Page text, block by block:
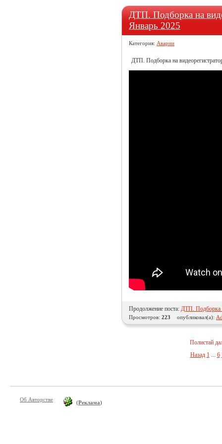
ДТП. Подборка на
Январь 2025
Категория: Аварии
ДТП. Подборка на
Продолжение поста: ДТП. Подборка
Просмотров: 223 опубликовал(а):
Полистай
Назад 1 ... 6
Об Авторстве (Реклама)